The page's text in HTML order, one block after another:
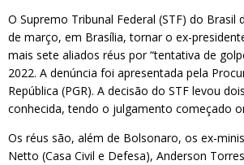
O Supremo Tribunal Federal (STF) do Brasil
de março, em Brasília, tornar o ex-
mais sete aliados réus por “tentativa de
2022. A denúncia foi apresentada pela
República (PGR). A decisão do STF levou
conhecida, tendo o julgamento começado
Os réus são, além de Bolsonaro, os ex-
Netto (Casa Civil e Defesa), Anderson